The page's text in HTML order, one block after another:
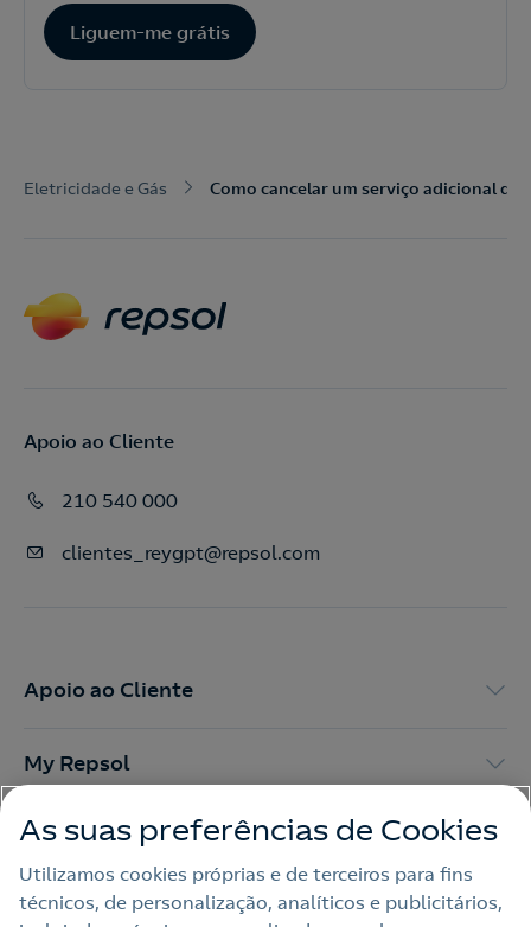
Contacte-nos para novas contratações
Liguem-me grátis
Eletricidade e Gás Como cancelar um serviço adicional da
Apoio ao Cliente
210 540 000
clientes_reygpt@repsol.com
Apoio ao Cliente
My Repsol
Outras Energias
Links Úteis
As suas preferências de Cookies
Utilizamos cookies próprias e de terceiros para fins
técnicos, de personalização, analíticos e publicitários,